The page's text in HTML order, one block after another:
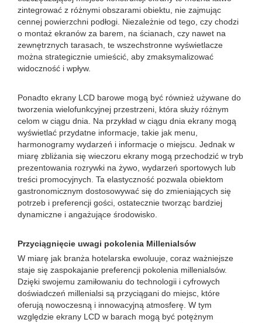
zintegrować z różnymi obszarami obiektu, nie zajmując
cennej powierzchni podłogi. Niezależnie od tego, czy chodzi
o montaż ekranów za barem, na ścianach, czy nawet na
zewnętrznych tarasach, te wszechstronne wyświetlacze
można strategicznie umieścić, aby zmaksymalizować
widoczność i wpływ.
Ponadto ekrany LCD barowe mogą być również używane do
tworzenia wielofunkcyjnej przestrzeni, która służy różnym
celom w ciągu dnia. Na przykład w ciągu dnia ekrany mogą
wyświetlać przydatne informacje, takie jak menu,
harmonogramy wydarzeń i informacje o miejscu. Jednak w
miarę zbliżania się wieczoru ekrany mogą przechodzić w tryb
prezentowania rozrywki na żywo, wydarzeń sportowych lub
treści promocyjnych. Ta elastyczność pozwala obiektom
gastronomicznym dostosowywać się do zmieniających się
potrzeb i preferencji gości, ostatecznie tworząc bardziej
dynamiczne i angażujące środowisko.
Przyciągnięcie uwagi pokolenia Millenialsów
W miarę jak branża hotelarska ewoluuje, coraz ważniejsze
staje się zaspokajanie preferencji pokolenia millenialsów.
Dzięki swojemu zamiłowaniu do technologii i cyfrowych
doświadczeń millenialsi są przyciągani do miejsc, które
oferują nowoczesną i innowacyjną atmosferę. W tym
względzie ekrany LCD w barach mogą być potężnym